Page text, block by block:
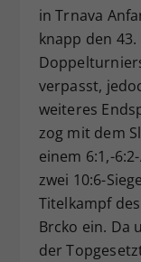
in Trnava
knapp den
verpasst,
weiteres
zog mit dem
einem 6:1,-
zwei 10:6-
Titelkampf
Brcko ein. Da
der
Zweck